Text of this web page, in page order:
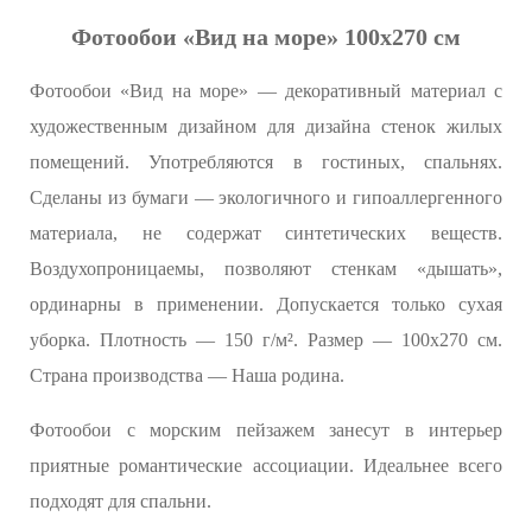
Фотообои «Вид на море» 100х270 см
Фотообои «Вид на море» — декоративный материал с
художественным дизайном для дизайна стенок жилых
помещений. Употребляются в гостиных, спальнях.
Сделаны из бумаги — экологичного и гипоаллергенного
материала, не содержат синтетических веществ.
Воздухопроницаемы, позволяют стенкам «дышать»,
ординарны в применении. Допускается только сухая
уборка. Плотность — 150 г/м². Размер — 100x270 см.
Страна производства — Наша родина.
Фотообои с морским пейзажем занесут в интерьер
приятные романтические ассоциации. Идеальнее всего
подходят для спальни.